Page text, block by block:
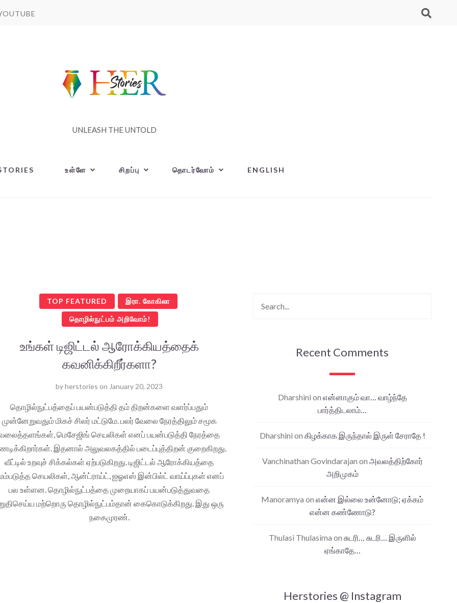
UNLEASH THE UNTOLD
உள்ளே சிறப்பு தொடர்வோம் ENGLISH
TOP FEATURED இரா. கோகிலா
தொழில்நுட்பம் அறிவோம்!
உங்கள் டிஜிட்டல் ஆரோக்கியத்தைக்
கவனிக்கிறீர்களா?
byherstories on January 20, 2023
தொழில்நுட்பத்தைப் பயன்படுத்தி தம் திறன்களை வளர்ப்பதும்
முன்னேறுவதும் மிகச் சிலர் மட்டுமே. பலர் வேலை நேரத்திலும் சமூக
மெசேஜிங் செயலிகள் எனப் பயன்படுத்தி நேரத்தை
இதனால் அலுவலகத்தில் படைப்புத்திறன் குறைகிறது.
வீட்டில் உறவுச் சிக்கல்கள் ஏற்படுகிறது. டிஜிட்டல் ஆரோக்கியத்தை
செயலிகள், ஆன்ட்ராய்ட், ஐஓஎஸ் இன்பில்ட் வாய்ப்புகள் எனப்
பல உள்ளன. தொழில்நுட்பத்தை முறையாகப் பயன்படுத்துவதை
மற்றொரு தொழில்நுட்பம்தான் கைகொடுக்கிறது. இது ஒரு
நகைமுரண்.
Recent Comments
Dharshini on என்னாகும் வா… வாழ்ந்தே
பார்த்திடலாம்…
Dharshini on கிழக்காக இருந்தால் இருள் சேராதே !
Vanchinathan Govindarajan on அவலத்திற்கோர்
அறிமுகம்
Manoramya on என்ன இல்லை உன்னோடு; ஏக்கம்
என்ன கண்ணோடு?
Thulasi Thulasima on சுடரி… சுடரி… இருளில்
ஏங்காதே…
Herstories @ Instagram